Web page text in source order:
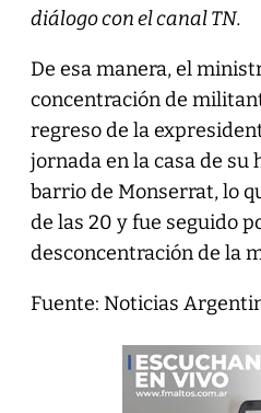
diálogo con el canal TN.
De esa manera, el
concentración de
regreso de la
jornada en la casa de su
barrio de Monserrat, lo
de las 20 y fue seguido
desconcentración de la
Fuente: Noticias